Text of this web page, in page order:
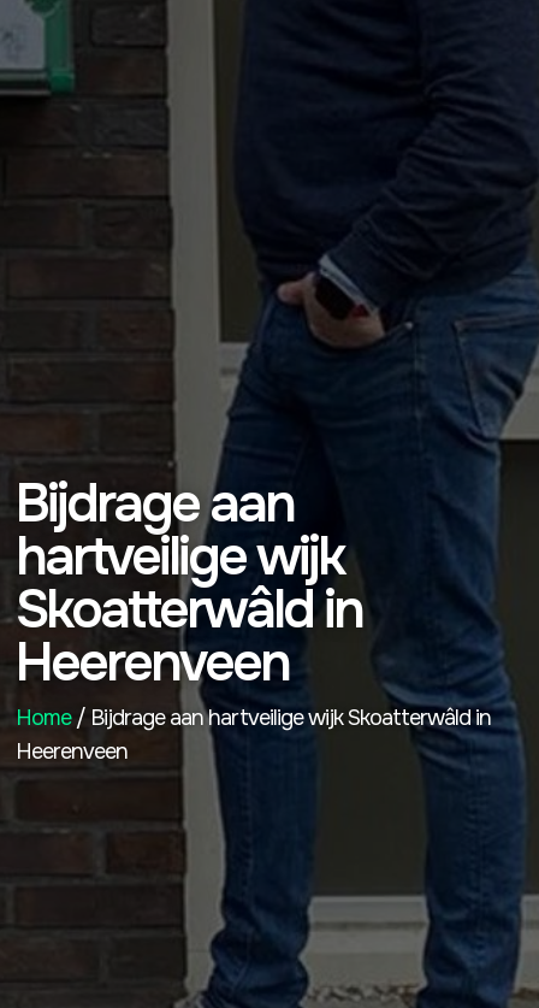
Bijdrage aan
hartveilige wijk
Skoatterwâld in
Heerenveen
Home/ Bijdrage aan hartveilige wijk Skoatterwâld in
Heerenveen